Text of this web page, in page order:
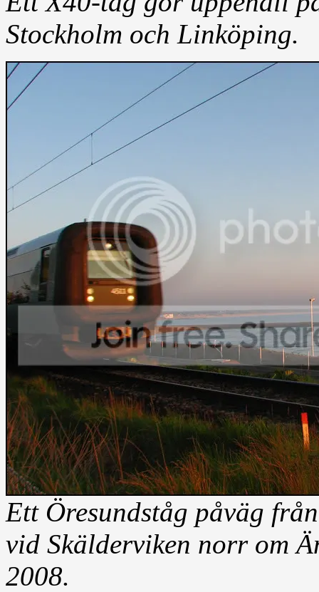
Stockholm och Linköping.
Ett Öresundståg påväg
vid Skälderviken norr om
2008.